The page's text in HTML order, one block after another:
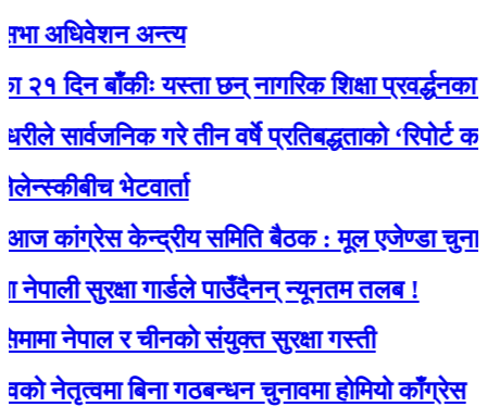
अधिवेशन अन्त्य
दिन बाँकीः यस्ता छन् नागरिक शिक्षा प्रवर्द्धनका
सार्वजनिक गरे तीन वर्षे प्रतिबद्धताको ‘रिपोर्ट कार्ड’
भेटवार्ता
कांग्रेस केन्द्रीय समिति बैठक : मूल एजेण्डा चुनाव
सुरक्षा गार्डले पाउँदैनन् न्यूनतम तलब !
नेपाल र चीनकाे संयुक्त सुरक्षा गस्ती
बिना गठबन्धन चुनावमा होमियो काँग्रेस